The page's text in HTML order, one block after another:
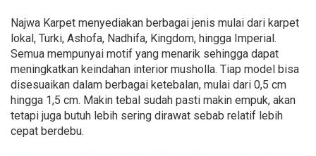
Najwa Karpet menyediakan berbagai jenis mulai dari karpet
lokal, Turki, Ashofa, Nadhifa, Kingdom, hingga Imperial.
Semua mempunyai motif yang menarik sehingga dapat
meningkatkan keindahan interior musholla. Tiap model bisa
disesuaikan dalam berbagai ketebalan, mulai dari 0,5 cm
hingga 1,5 cm. Makin tebal sudah pasti makin empuk, akan
tetapi juga butuh lebih sering dirawat sebab relatif lebih
cepat berdebu.